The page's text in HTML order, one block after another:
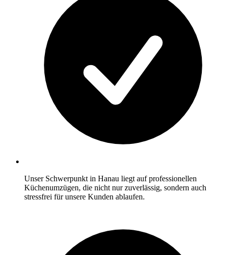
Unser Schwerpunkt in Hanau liegt auf professionellen
Küchenumzügen, die nicht nur zuverlässig, sondern auch
stressfrei für unsere Kunden ablaufen.